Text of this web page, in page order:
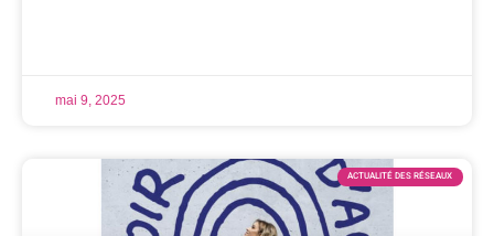
mai 9, 2025
ACTUALITÉ DES RÉSEAUX